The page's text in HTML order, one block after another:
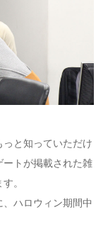
と知っていただけ
ートが掲載された雑
。
ハロウィン期間中